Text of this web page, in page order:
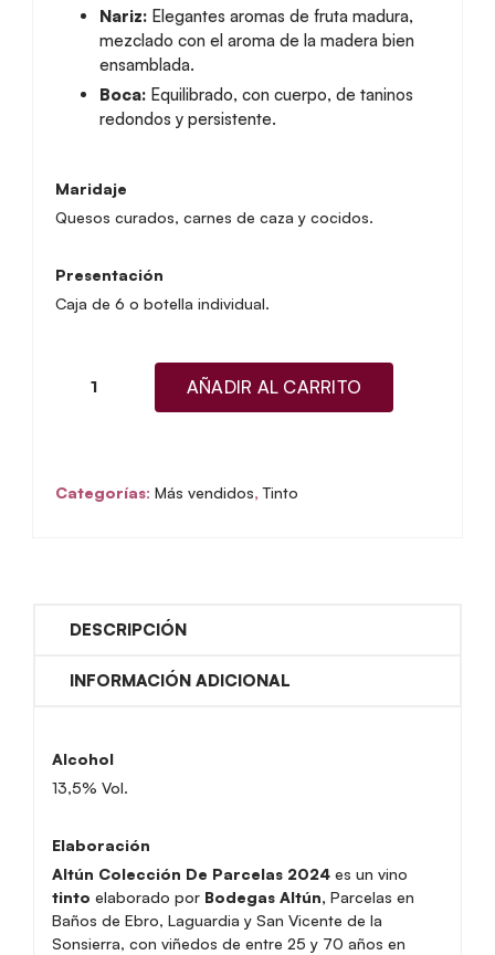
Nariz: Elegantes aromas de fruta madura,
mezclado con el aroma de la madera bien
ensamblada.
Boca: Equilibrado, con cuerpo, de taninos
redondos y persistente.
Maridaje
Quesos curados, carnes de caza y cocidos.
Presentación
Caja de 6 o botella individual.
Altún
2024
AÑADIR AL CARRITO
Categorías: Más vendidos,Tinto
DESCRIPCIÓN
INFORMACIÓN ADICIONAL
Alcohol
13,5% Vol.
Elaboración
Altún Colección De Parcelas 2024 es un vino
tinto elaborado por Bodegas Altún, Parcelas en
Baños de Ebro, Laguardia y San Vicente de la
Sonsierra, con viñedos de entre 25 y 70 años en